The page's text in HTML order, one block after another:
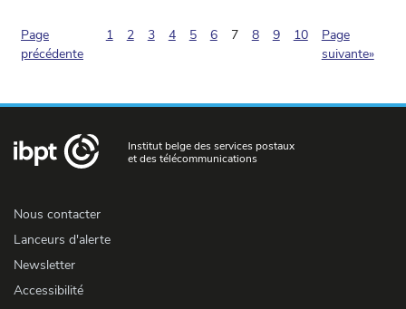
Page
précédente
1 2 3 4 5 6 7(pagination.current)
8 9 10
Page
suivante»
Institut belge des services postaux
et des télécommunications
Nous contacter
Lanceurs d'alerte
Newsletter
Accessibilité